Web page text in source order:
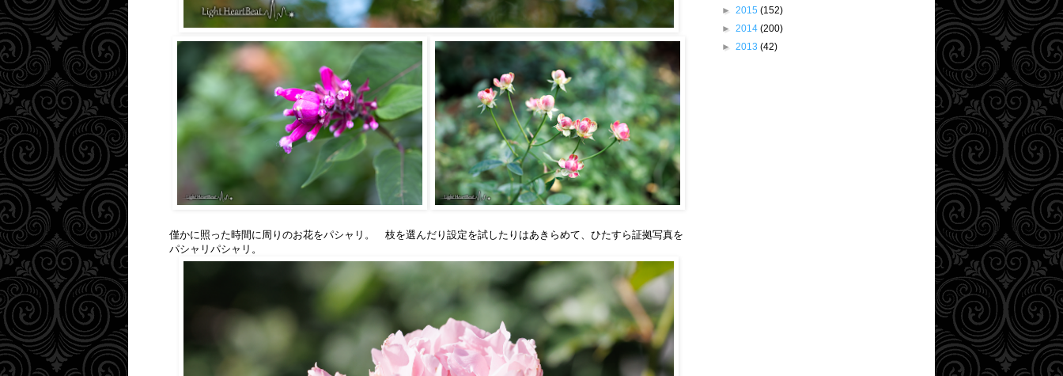
僅かに照った時間に周りのお花をパシャリ。 枝を選んだり設定を試したりはあきらめて、ひたすら証拠写真を
パシャリパシャリ。
► 2015 (152)
► 2014 (200)
► 2013 (42)